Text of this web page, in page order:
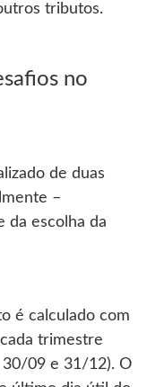
tributos.
no
de duas
–
da escolha da
é calculado com
trimestre
09 e 31/12). O